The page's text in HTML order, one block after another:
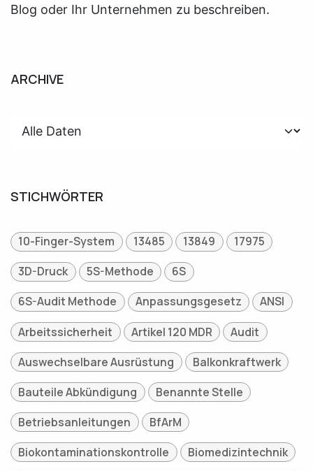
Blog oder Ihr Unternehmen zu beschreiben.
ARCHIVE
STICHWÖRTER
10-Finger-System 13485 13849
17975
3D-Druck
5S-Methode
6S
6S-Audit Methode
Anpassungsgesetz
ANSI
Arbeitssicherheit
Artikel 120 MDR
Audit
Auswechselbare Ausrüstung
Balkonkraftwerk
Bauteile Abkündigung
Benannte Stelle
Betriebsanleitungen
BfArM
Biokontaminationskontrolle
Biomedizintechnik